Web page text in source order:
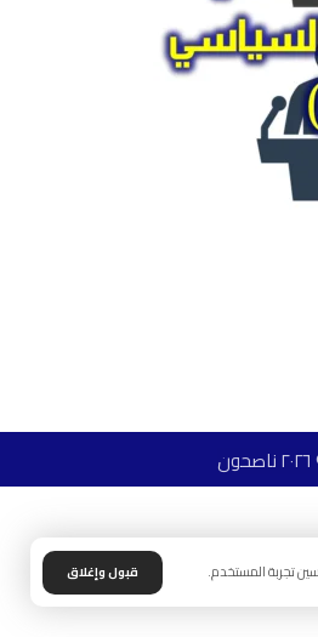
تجربة المستخدم. قبول وإغلاق